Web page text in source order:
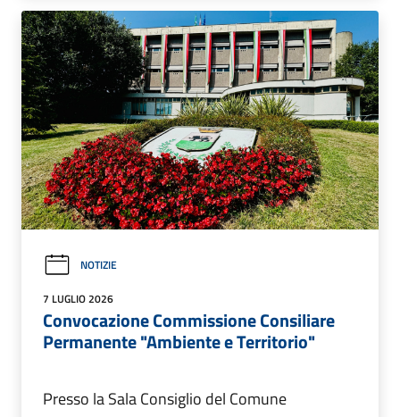
NOTIZIE
7 LUGLIO 2026
Convocazione Commissione Consiliare
Permanente "Ambiente e Territorio"
Presso la Sala Consiglio del Comune